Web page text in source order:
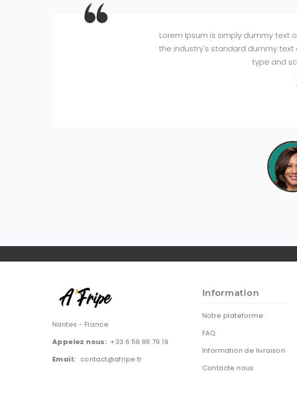
Lorem Ipsum is simply dummy text
the industry's standard dummy text
type and
Nantes - France
Appelez nous: +33 6 58 86 79 19
Email:
contact@afripe.fr
Information
Notre plateforme
FAQ
Information de livraison
Contacte nous